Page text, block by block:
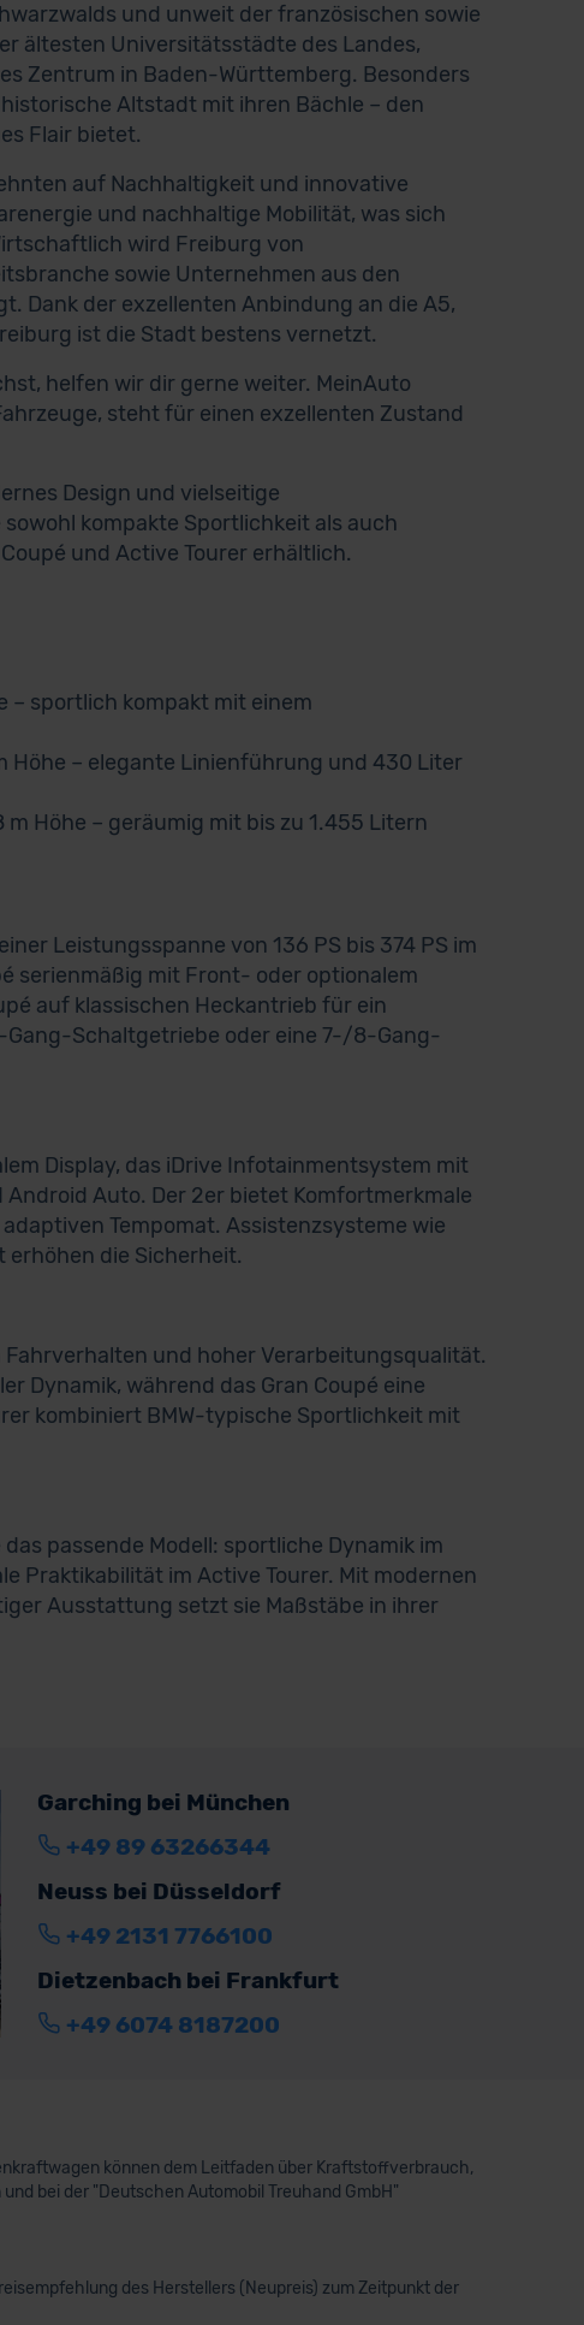
und unweit der französischen sowie
ältesten Universitätsstädte des Landes,
Zentrum in Baden-Württemberg. Besonders
Altstadt mit ihren Bächle – den
Flair bietet.
auf Nachhaltigkeit und innovative
und nachhaltige Mobilität, was sich
wird Freiburg von
sowie Unternehmen aus den
Dank der exzellenten Anbindung an die A5,
ist die Stadt bestens vernetzt.
helfen wir dir gerne weiter. MeinAuto
steht für einen exzellenten Zustand
Design und vielseitige
kompakte Sportlichkeit als auch
und Active Tourer erhältlich.
– sportlich kompakt mit einem
Höhe – elegante Linienführung und 430 Liter
m Höhe – geräumig mit bis zu 1.455 Litern
Leistungsspanne von 136 PS bis 374 PS im
serienmäßig mit Front- oder optionalem
auf klassischen Heckantrieb für ein
Schaltgetriebe oder eine 7-/8-Gang-
Display, das iDrive Infotainmentsystem mit
Auto. Der 2er bietet Komfortmerkmale
Tempomat. Assistenzsysteme wie
die Sicherheit.
und hoher Verarbeitungsqualität.
Dynamik, während das Gran Coupé eine
kombiniert BMW-typische Sportlichkeit mit
passende Modell: sportliche Dynamik im
Praktikabilität im Active Tourer. Mit modernen
Ausstattung setzt sie Maßstäbe in ihrer
Garching bei München
+49 89 63266344
Neuss bei Düsseldorf
+49 2131 7766100
Dietzenbach bei Frankfurt
+49 6074 8187200
können dem Leitfaden über Kraftstoffverbrauch,
bei der "Deutschen Automobil Treuhand GmbH"
des Herstellers (Neupreis) zum Zeitpunkt der